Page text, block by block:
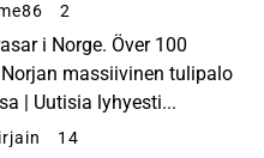
2
i Norge. Över 100
massiivinen tulipalo
| Uutisia lyhyesti...
14